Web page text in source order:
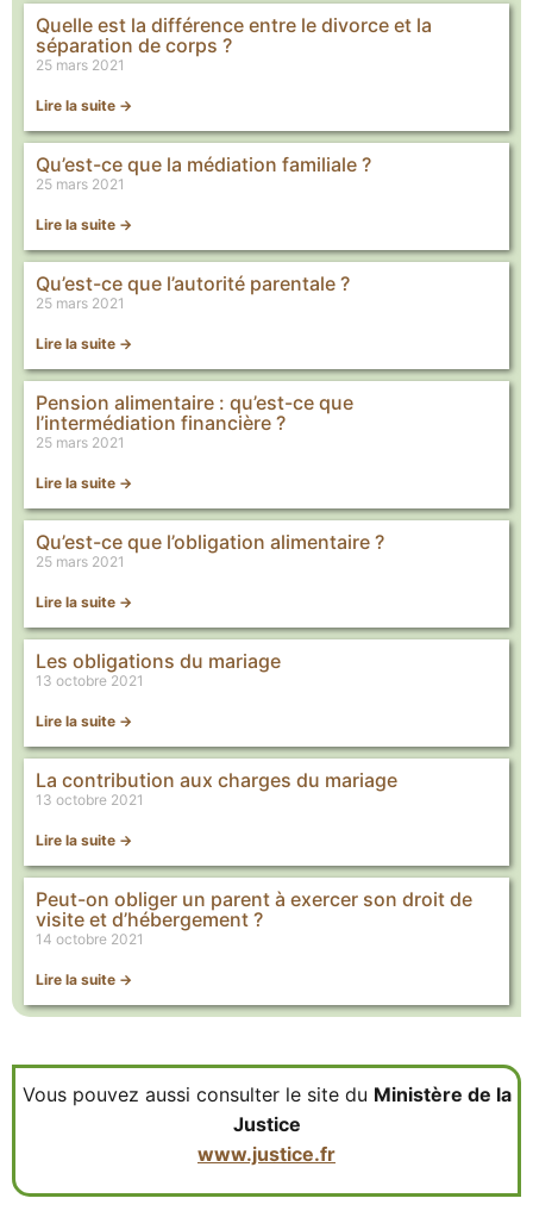
Quelle est la différence entre le divorce et la
séparation de corps ?
25 mars 2021
Lire la suite ->
Qu’est-ce que la médiation familiale ?
25 mars 2021
Lire la suite ->
Qu’est-ce que l’autorité parentale ?
25 mars 2021
Lire la suite ->
Pension alimentaire : qu’est-ce que
l’intermédiation financière ?
25 mars 2021
Lire la suite ->
Qu’est-ce que l’obligation alimentaire ?
25 mars 2021
Lire la suite ->
Les obligations du mariage
13 octobre 2021
Lire la suite ->
La contribution aux charges du mariage
13 octobre 2021
Lire la suite ->
Peut-on obliger un parent à exercer son droit de
visite et d’hébergement ?
14 octobre 2021
Lire la suite ->
Vous pouvez aussi consulter le site du Ministère de la
Justice
www.justice.fr